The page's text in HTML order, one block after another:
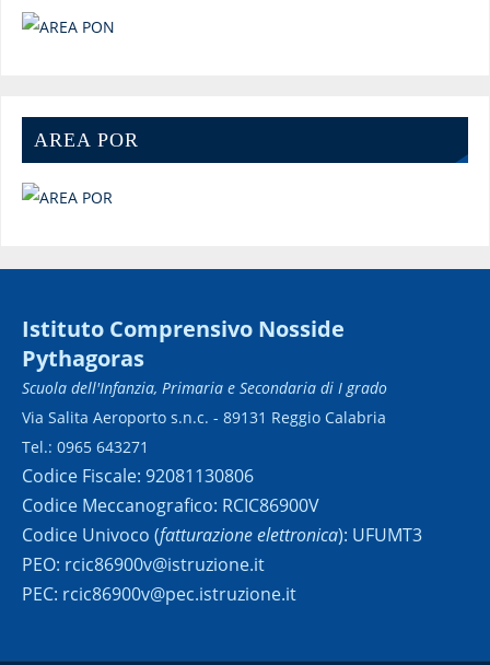
AREA POR
Istituto Comprensivo Nosside
Pythagoras
Scuola dell'Infanzia, Primaria e Secondaria di I grado
Via Salita Aeroporto s.n.c. - 89131 Reggio Calabria
Tel.: 0965 643271
Codice Fiscale: 92081130806
Codice Meccanografico: RCIC86900V
Codice Univoco (fatturazione elettronica): UFUMT3
PEO: rcic86900v@istruzione.it
PEC: rcic86900v@pec.istruzione.it